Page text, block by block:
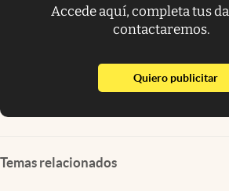
Accede aquí, completa tus
contactaremos.
Quiero publicitar
Temas relacionados